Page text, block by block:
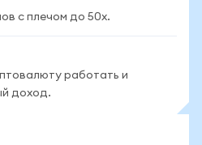
с плечом до 50x.
работать и
доход.